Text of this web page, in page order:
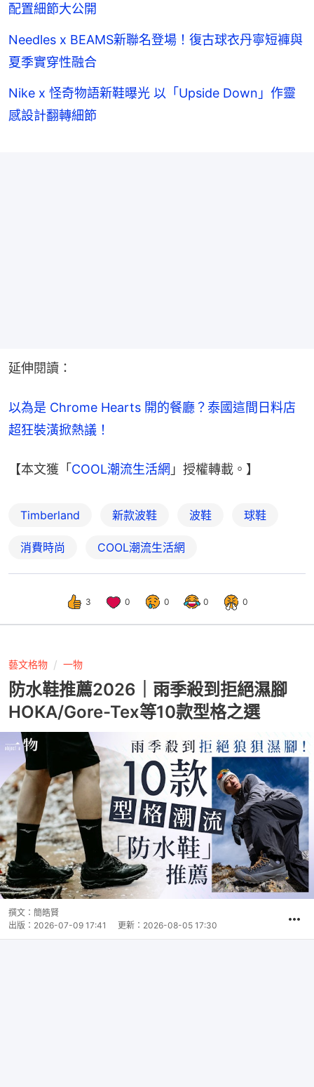
配置細節大公開
Needles x BEAMS新聯名登場！復古球衣丹寧短褲與
夏季實穿性融合
Nike x 怪奇物語新鞋曝光 以「Upside Down」作靈
感設計翻轉細節
延伸閱讀：
以為是 Chrome Hearts 開的餐廳？泰國這間日料店
超狂裝潢掀熱議！
【本文獲「COOL潮流生活網 」授權轉載。】
Timberland 新款波鞋 波鞋 球鞋
消費時尚 COOL潮流生活網
3 0 0 0 0
藝文格物 一物
防水鞋推薦2026｜雨季殺到拒絕濕腳
HOKA/Gore-Tex等10款型格之選
撰文： 簡皓賢
出版： 2026-07-09 17:41 更新： 2026-08-05 17:30